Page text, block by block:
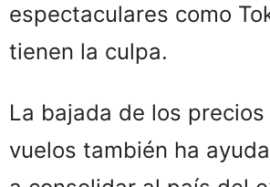
espectaculares como
tienen la culpa.
La bajada de los precios
vuelos también ha